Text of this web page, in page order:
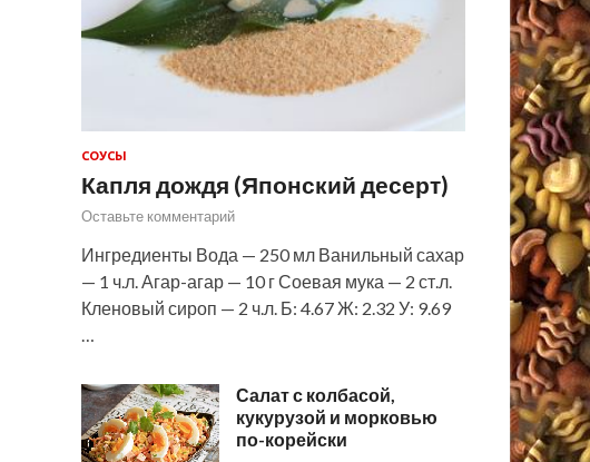
СОУСЫ
Капля дождя (Японский десерт)
Оставьте комментарий
Ингредиенты Вода — 250 мл Ванильный сахар
— 1 ч.л. Агар-агар — 10 г Соевая мука — 2 ст.л.
Кленовый сироп — 2 ч.л. Б: 4.67 Ж: 2.32 У: 9.69
…
Салат с колбасой,
кукурузой и морковью
по-корейски